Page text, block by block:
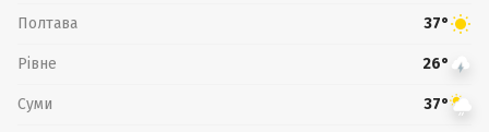
Полтава 37°
Рівне 26°
Суми 37°